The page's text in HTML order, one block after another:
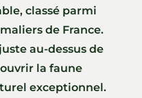
classé parmi
de France.
au-dessus de
la faune
exceptionnel.